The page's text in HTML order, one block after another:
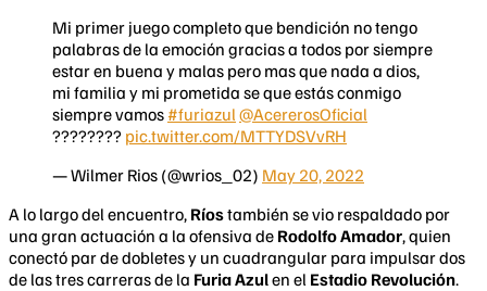
Mi primer juego completo que bendición no tengo
palabras de la emoción gracias a todos por siempre
estar en buena y malas pero mas que nada a dios,
mi familia y mi prometida se que estás conmigo
siempre vamos #furiazul @AcererosOficial
???????? pic.twitter.com/MTTYDSVvRH
— Wilmer Rios (@wrios_02) May 20, 2022
A lo largo del encuentro, Ríostambién se vio respaldado por
una gran actuación a la ofensiva de Rodolfo Amador, quien
conectó par de dobletes y un cuadrangular para impulsar dos
de las tres carreras de la Furia Azulen el Estadio Revolución.